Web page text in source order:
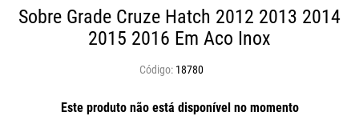
Sobre Grade Cruze Hatch 2012 2013 2014
2015 2016 Em Aco Inox
18780
Este produto não está disponível no momento